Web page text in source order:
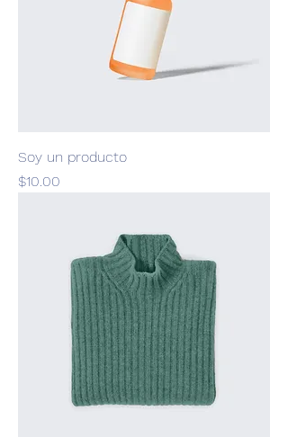
Soy un producto
Precio
$10.00